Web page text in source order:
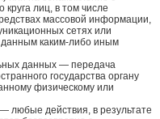
лиц, в том числе
массовой информации,
сетях или
данным каким-либо иным
данных — передача
государства органу
физическому или
любые действия, в результате